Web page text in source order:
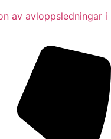
av avloppsledningar i